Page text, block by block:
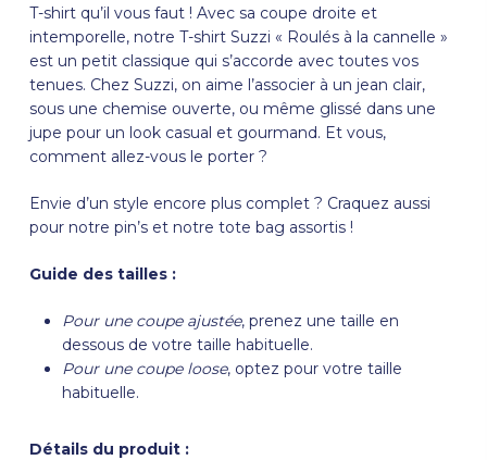
T-shirt qu’il vous faut ! Avec sa coupe droite et
intemporelle, notre T-shirt Suzzi « Roulés à la cannelle »
est un petit classique qui s’accorde avec toutes vos
tenues. Chez Suzzi, on aime l’associer à un jean clair,
sous une chemise ouverte, ou même glissé dans une
jupe pour un look casual et gourmand. Et vous,
comment allez-vous le porter ?
Envie d’un style encore plus complet ? Craquez aussi
pour notre pin’set notre tote bag assortis !
Guide des tailles :
Pour une coupe ajustée, prenez une taille en
dessous de votre taille habituelle.
Pour une coupe loose, optez pour votre taille
habituelle.
Détails du produit :